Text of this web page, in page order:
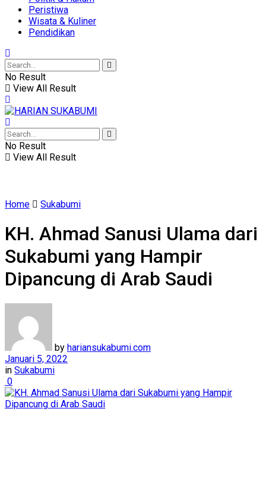
Peristiwa
Wisata & Kuliner
Pendidikan
No Result
View All Result
No Result
View All Result
Home Sukabumi
KH. Ahmad Sanusi Ulama dari
Sukabumi yang Hampir
Dipancung di Arab Saudi
by hariansukabumi.com
Januari 5, 2022
in Sukabumi
0